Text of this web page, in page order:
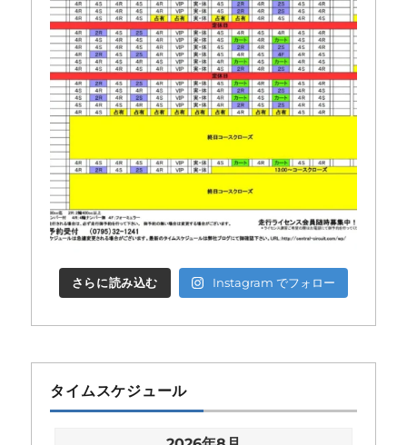
さらに読み込む Instagram でフォロー
タイムスケジュール